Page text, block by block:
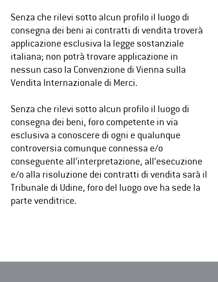
Senza che rilevi sotto alcun profilo il luogo di
consegna dei beni ai contratti di vendita troverà
applicazione esclusiva la legge sostanziale
italiana; non potrà trovare applicazione in
nessun caso la Convenzione di Vienna sulla
Vendita Internazionale di Merci.
Senza che rilevi sotto alcun profilo il luogo di
consegna dei beni, foro competente in via
esclusiva a conoscere di ogni e qualunque
controversia comunque connessa e/o
conseguente all’interpretazione, all’esecuzione
e/o alla risoluzione dei contratti di vendita sarà il
Tribunale di Udine, foro del luogo ove ha sede la
parte venditrice.